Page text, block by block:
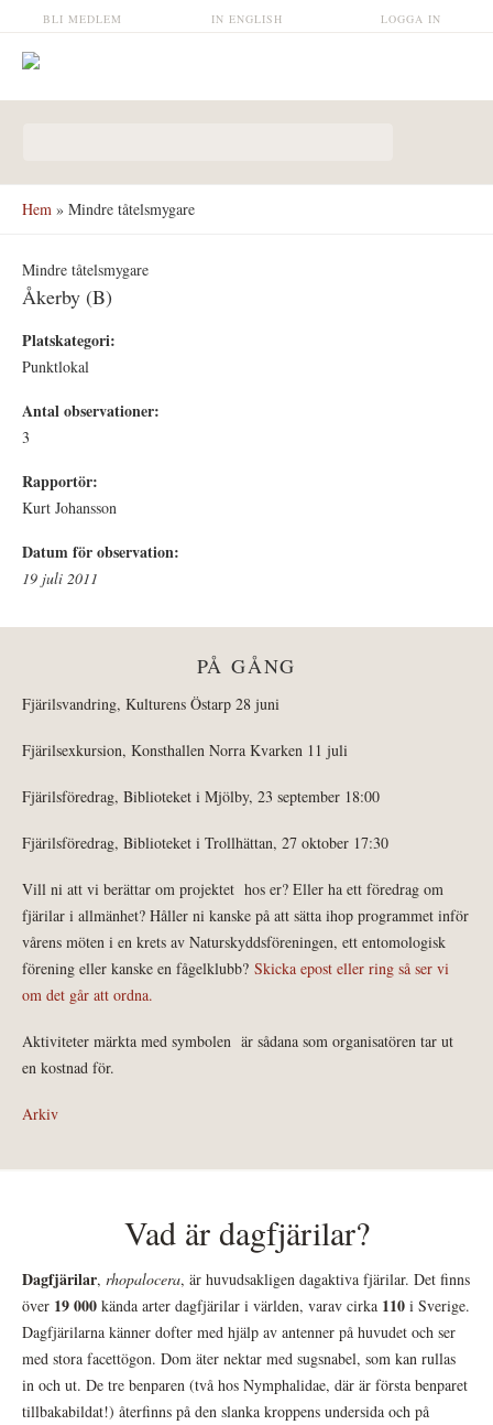
Hoppa till huvudinnehåll LOGGA IN
IN ENGLISH
BLI MEDLEM
Hem » Mindre tåtelsmygare
Mindre tåtelsmygare
Åkerby (B)
Platskategori:
Punktlokal
Antal observationer:
3
Rapportör:
Kurt Johansson
Datum för observation:
19 juli 2011
PÅ GÅNG
Fjärilsvandring, Kulturens Östarp 28 juni
Fjärilsexkursion, Konsthallen Norra Kvarken 11 juli
Fjärilsföredrag, Biblioteket i Mjölby, 23 september 18:00
Fjärilsföredrag, Biblioteket i Trollhättan, 27 oktober 17:30
Vill ni att vi berättar om projektet hos er? Eller ha ett föredrag om
fjärilar i allmänhet? Håller ni kanske på att sätta ihop programmet inför
vårens möten i en krets av Naturskyddsföreningen, ett entomologisk
förening eller kanske en fågelklubb? Skicka epost eller ring så ser vi
om det går att ordna.
Aktiviteter märkta med symbolen är sådana som organisatören tar ut
en kostnad för.
Arkiv
Vad är dagfjärilar?
Dagfjärilar, rhopalocera, är huvudsakligen dagaktiva fjärilar. Det finns
över 19 000 kända arter dagfjärilar i världen, varav cirka 110 i Sverige.
Dagfjärilarna känner dofter med hjälp av antenner på huvudet och ser
med stora facettögon. Dom äter nektar med sugsnabel, som kan rullas
in och ut. De tre benparen (två hos Nymphalidae, där är första benparet
tillbakabildat!) återfinns på den slanka kroppens undersida och på